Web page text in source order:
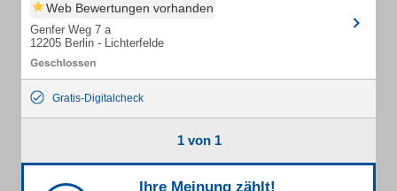
Web Bewertungen vorhanden
Genfer Weg 7 a
12205 Berlin - Lichterfelde
Gratis-Digitalcheck
1 von 1
Ihre Meinung zählt!